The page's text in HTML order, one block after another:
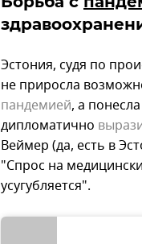
Эстония, судя по
не приросла
пандемией, а
дипломатично
Веймер (да, есть в
"Спрос на
усугубляется".